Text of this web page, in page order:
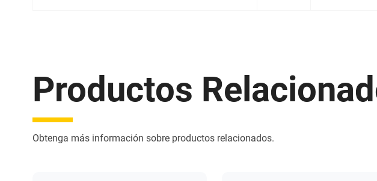
Productos
Obtenga más información sobre productos relacionados.